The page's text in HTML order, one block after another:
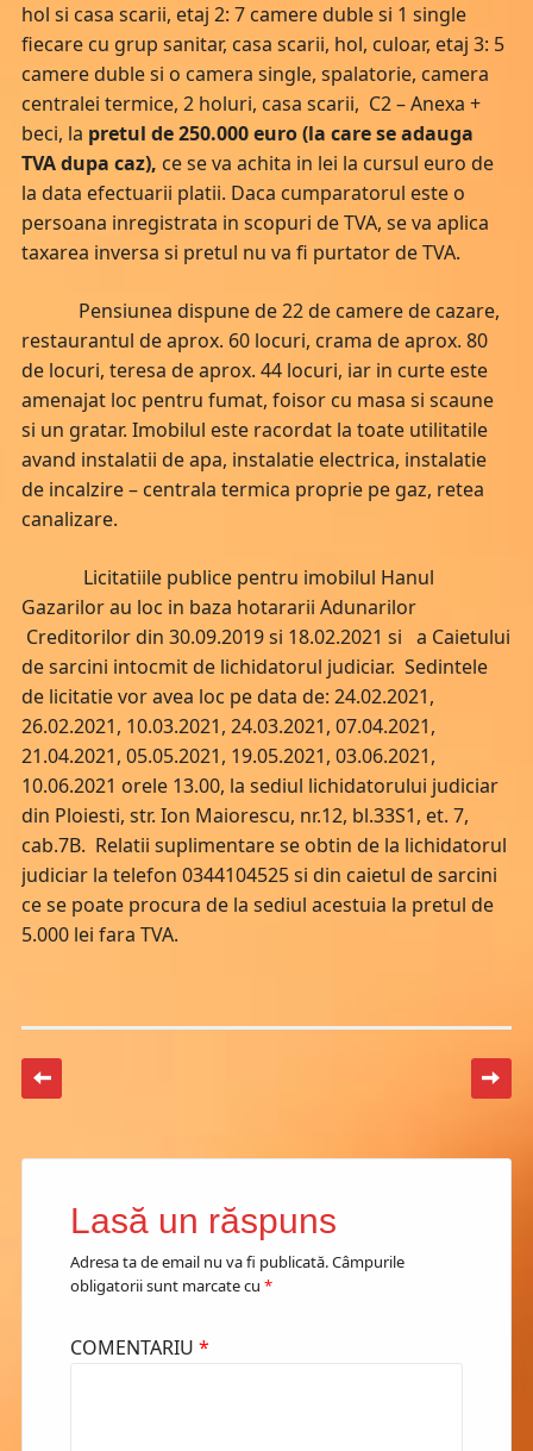
hol si casa scarii, etaj 2: 7 camere duble si 1 single
fiecare cu grup sanitar, casa scarii, hol, culoar, etaj 3: 5
camere duble si o camera single, spalatorie, camera
centralei termice, 2 holuri, casa scarii, C2 – Anexa +
beci, la pretul de 250.000 euro (la care se adauga
TVA dupa caz), ce se va achita in lei la cursul euro de
la data efectuarii platii. Daca cumparatorul este o
persoana inregistrata in scopuri de TVA, se va aplica
taxarea inversa si pretul nu va fi purtator de TVA.
Pensiunea dispune de 22 de camere de cazare,
restaurantul de aprox. 60 locuri, crama de aprox. 80
de locuri, teresa de aprox. 44 locuri, iar in curte este
amenajat loc pentru fumat, foisor cu masa si scaune
si un gratar. Imobilul este racordat la toate utilitatile
avand instalatii de apa, instalatie electrica, instalatie
de incalzire – centrala termica proprie pe gaz, retea
canalizare.
Licitatiile publice pentru imobilul Hanul
Gazarilor au loc in baza hotararii Adunarilor
Creditorilor din 30.09.2019 si 18.02.2021 si a Caietului
de sarcini intocmit de lichidatorul judiciar. Sedintele
de licitatie vor avea loc pe data de: 24.02.2021,
26.02.2021, 10.03.2021, 24.03.2021, 07.04.2021,
21.04.2021, 05.05.2021, 19.05.2021, 03.06.2021,
10.06.2021 orele 13.00, la sediul lichidatorului judiciar
din Ploiesti, str. Ion Maiorescu, nr.12, bl.33S1, et. 7,
cab.7B. Relatii suplimentare se obtin de la lichidatorul
judiciar la telefon 0344104525 si din caietul de sarcini
ce se poate procura de la sediul acestuia la pretul de
5.000 lei fara TVA.
Post navigation
Lasă un răspuns
Adresa ta de email nu va fi publicată.Câmpurile
obligatorii sunt marcate cu *
COMENTARIU *